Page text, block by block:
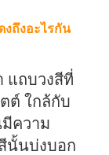
งถึงอะไรกัน
แถบวงสีที่
ต์ ใกล้กับ
ความ
นั้นบ่งบอก